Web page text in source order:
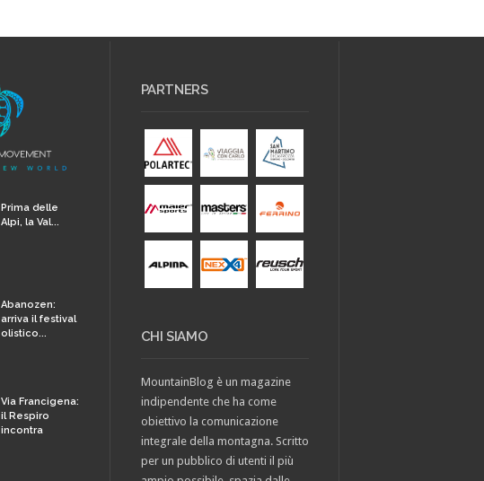
Prima delle
Alpi, la Val...
Abanozen:
arriva il festival
olistico...
Via Francigena:
il Respiro
incontra
PARTNERS
CHI SIAMO
MountainBlog è un magazine
indipendente che ha come
obiettivo la comunicazione
integrale della montagna. Scritto
per un pubblico di utenti il più